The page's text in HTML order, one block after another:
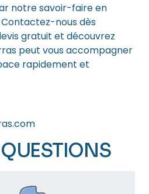
notre savoir-faire en
nous dès
gratuit et découvrez
peut vous accompagner
rapidement et